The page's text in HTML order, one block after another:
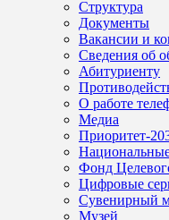
Структура
Документы
Вакансии и
Сведения об
Абитуриенту
О работе
Медиа
Приоритет-
Фонд
Цифровые
Сувенирный
Музей